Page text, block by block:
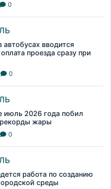
0
автобусах вводится
проезда сразу при
0
июль 2026 года побил
жары
0
работа по созданию
среды